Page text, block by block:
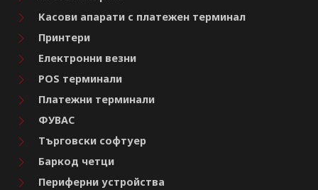
Касови апарати с платежен терминал
Принтери
Електронни везни
POS терминали
Платежни терминали
ФУВАС
Търговски софтуер
Баркод четци
Периферни устройства